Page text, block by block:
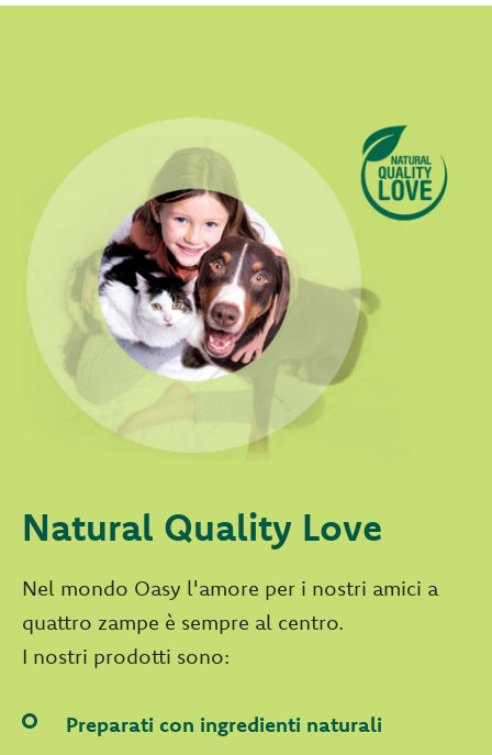
Natural Quality Love
Nel mondo Oasy l'amore per i nostri amici a
quattro zampe è sempre al centro.
I nostri prodotti sono:
Preparati con ingredienti naturali